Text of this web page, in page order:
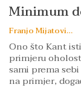
Minimum
Franjo Mijatović
Ono što Kant
primjeru
sami prema
na primjer,